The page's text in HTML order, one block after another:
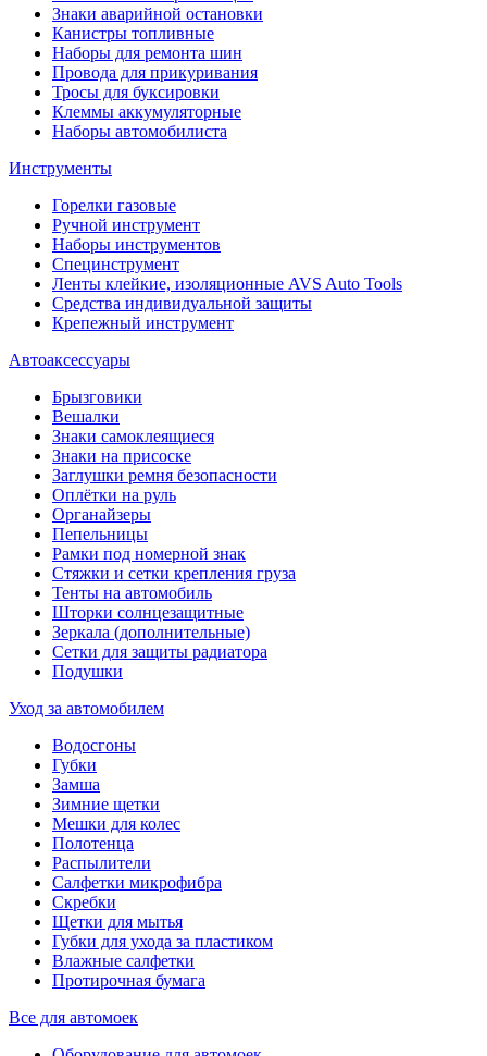
Знаки аварийной остановки
Канистры топливные
Наборы для ремонта шин
Провода для прикуривания
Тросы для буксировки
Клеммы аккумуляторные
Наборы автомобилиста
Инструменты
Горелки газовые
Ручной инструмент
Наборы инструментов
Специнструмент
Ленты клейкие, изоляционные AVS Auto Tools
Средства индивидуальной защиты
Крепежный инструмент
Автоаксессуары
Брызговики
Вешалки
Знаки самоклеящиеся
Знаки на присоске
Заглушки ремня безопасности
Оплётки на руль
Органайзеры
Пепельницы
Рамки под номерной знак
Стяжки и сетки крепления груза
Тенты на автомобиль
Шторки солнцезащитные
Зеркала (дополнительные)
Сетки для защиты радиатора
Подушки
Уход за автомобилем
Водосгоны
Губки
Замша
Зимние щетки
Мешки для колес
Полотенца
Распылители
Салфетки микрофибра
Скребки
Щетки для мытья
Губки для ухода за пластиком
Влажные салфетки
Протирочная бумага
Все для автомоек